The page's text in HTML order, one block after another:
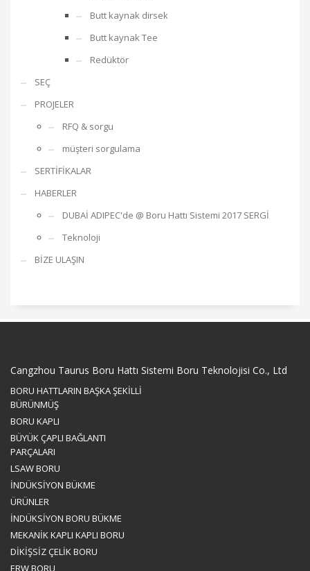
Butt kaynak dirsek
Butt kaynak Tee
Redüktör
SEÇ
PROJELER
RFQ & sorgu
müşteri sorgulama
SERTİFİKALAR
HABERLER
DUBAİ ADIPEC'de @ Boru Hattı Sistemi 2017 SERGİ
Teknoloji
BİZE ULAŞIN
Cangzhou Taurus Boru Hattı Sistemi Boru Teknolojisi Co., Ltd
BORU HATTLARIN BAŞKA ŞEKİLLİ
BÜRÜNMÜŞ
BORU KAPLI
BÜYÜK ÇAPLI BAĞLANTI
PARÇALARI
LSAW BORU
İNDÜKSİYON BÜKME
ÜRÜNLER
İNDÜKSİYON BORU BÜKME
MEKANİK KAPLI KAPLI BORU
DİKİŞSİZ ÇELİK BORU
ERW BORU